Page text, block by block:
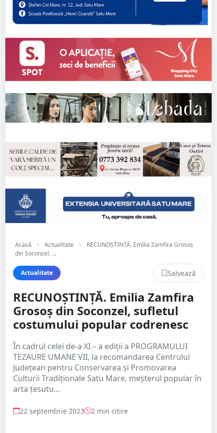
Acasă • Actualitate •
RECUNOȘTINȚĂ. Emilia Zamfira Grosoș
din Soconzel, ...
Actualitate Salvează
RECUNOȘTINȚĂ. Emilia Zamfira
Grosoș din Soconzel, sufletul
costumului popular codrenesc
În cadrul celei de-a XI – a ediții a PROGRAMULUI
TEZAURE UMANE VII, la recomandarea Centrului
Județean pentru Conservarea și Promovarea
Culturii Tradiționale Satu Mare, meșterul popular în
arta țesutu...
22 septembrie 2023 2 min citire